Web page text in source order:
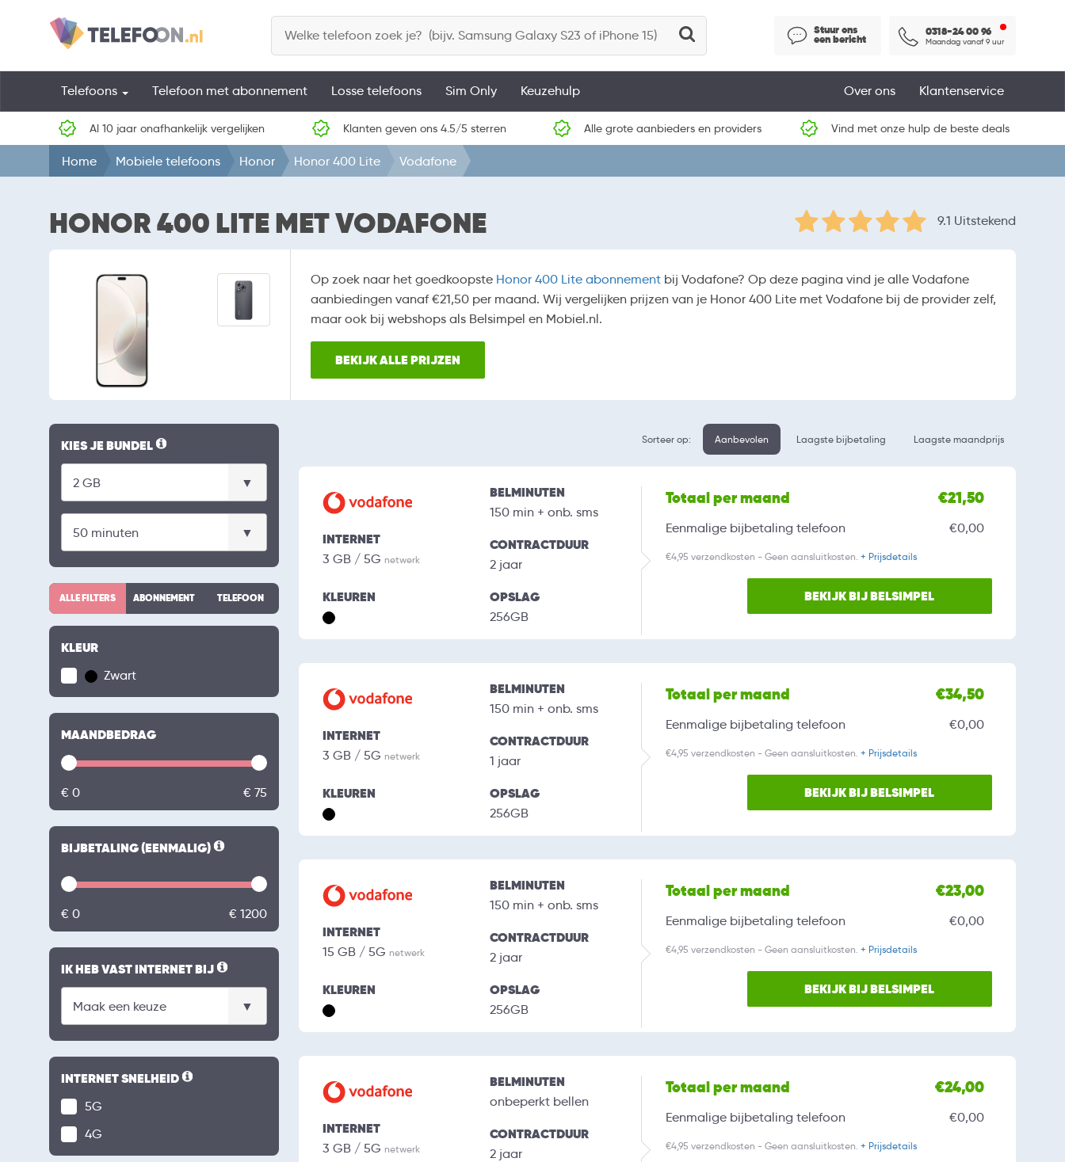
Stuur ons
een bericht
0318-24 00 96
Maandag vanaf 9 uur
Telefoons Telefoon met abonnement Losse telefoons Sim Only Keuzehulp Klantenservice
Over ons
Al 10 jaar onafhankelijk vergelijken Klanten geven ons 4.5/5 sterren Alle grote aanbieders en providers Vind met onze hulp de beste deals
Home Mobiele telefoons Honor Honor 400 Lite Vodafone
HONOR 400 LITE MET VODAFONE 9.1 Uitstekend
Op zoek naar het goedkoopste Honor 400 Lite abonnement bij Vodafone? Op deze pagina vind je alle Vodafone
aanbiedingen vanaf €21,50 per maand. Wij vergelijken prijzen van je Honor 400 Lite met Vodafone bij de provider zelf,
maar ook bij webshops als Belsimpel en Mobiel.nl.
BEKIJK ALLE PRIJZEN
KIES JE BUNDEL
ALLE FILTERS ABONNEMENT TELEFOON
KLEUR
Zwart
MAANDBEDRAG
€ 0 € 75
BIJBETALING (EENMALIG)
€ 0 € 1200
IK HEB VAST INTERNET BIJ
INTERNET SNELHEID
5G
4G
Laagste maandprijs
Laagste bijbetaling
Aanbevolen
Sorteer op:
INTERNET
3 GB / 5G netwerk
BELMINUTEN
150 min + onb. sms
CONTRACTDUUR
2 jaar
KLEUREN OPSLAG
256GB
Totaal per maand €21,50
Eenmalige bijbetaling telefoon €0,00
€4,95 verzendkosten - Geen aansluitkosten. + Prijsdetails
BEKIJK BIJ BELSIMPEL
INTERNET
3 GB / 5G netwerk
BELMINUTEN
150 min + onb. sms
CONTRACTDUUR
1 jaar
KLEUREN OPSLAG
256GB
Totaal per maand €34,50
Eenmalige bijbetaling telefoon €0,00
€4,95 verzendkosten - Geen aansluitkosten. + Prijsdetails
BEKIJK BIJ BELSIMPEL
INTERNET
15 GB / 5G netwerk
BELMINUTEN
150 min + onb. sms
CONTRACTDUUR
2 jaar
KLEUREN OPSLAG
256GB
Totaal per maand €23,00
Eenmalige bijbetaling telefoon €0,00
€4,95 verzendkosten - Geen aansluitkosten. + Prijsdetails
BEKIJK BIJ BELSIMPEL
INTERNET
3 GB / 5G netwerk
BELMINUTEN
onbeperkt bellen
CONTRACTDUUR
2 jaar
Totaal per maand €24,00
Eenmalige bijbetaling telefoon €0,00
€4,95 verzendkosten - Geen aansluitkosten. + Prijsdetails